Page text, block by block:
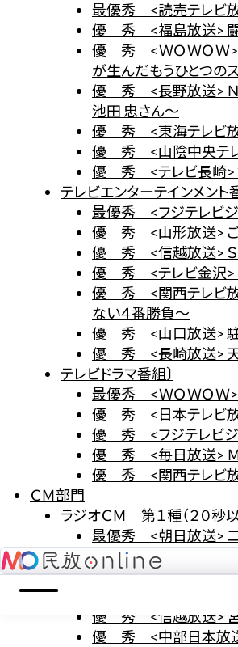
最優秀 <読売テレビ
優 秀 <福島放送>
優 秀 <ＷＯＷＯＷ> ノ
が生んだもうひとつの
優 秀 <長野放送> Ｎ
池田 忠さん～
優 秀 <東海テレビ放
優 秀 <山陰中央テレ
優 秀 <テレビ長崎>
テレビエンターテインメント
最優秀 <フジテレビジ
優 秀 <山形放送> ご
優 秀 <信越放送> Ｓ
優 秀 <テレビ金沢>
優 秀 <関西テレビ放
ない４番勝負～
優 秀 <山口放送> 駐
優 秀 <長崎放送> 天
テレビドラマ番組〕
最優秀 <ＷＯＷＯＷ>
優 秀 <日本テレビ
優 秀 <フジテレビジ
優 秀 <毎日放送> Ｍ
優 秀 <関西テレビ放
ＣＭ部門
ラジオＣＭ 第１種（２０秒以
最優秀 <朝日放送>
優 秀 <文化放送> 日
優 秀 <ニッポン放送>
優 秀 <信越放送> 宮
優 秀 <中部日本放送